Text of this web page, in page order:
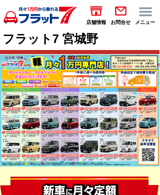
店舗情報 お問合せ メニュー
フラット7 宮城野